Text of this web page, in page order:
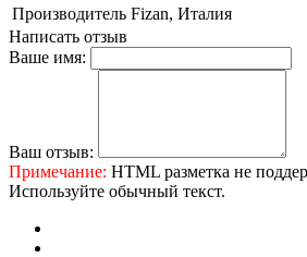
Производитель Fizan, Италия
Написать отзыв
Ваше имя:
Ваш отзыв:
Примечание: HTML разметка не
Используйте обычный текст.